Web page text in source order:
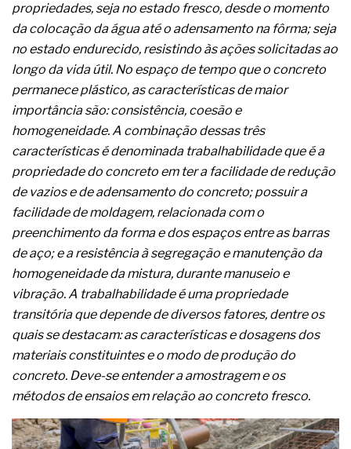
modelo de IA
A IA elevou a régua do comprador B2B e a venda
propriedades, seja no estado fresco, desde o momento
da colocação da água até o adensamento na fôrma; seja
no estado endurecido, resistindo às ações solicitadas ao
longo da vida útil. No espaço de tempo que o concreto
permanece plástico, as características de maior
importância são: consistência, coesão e
homogeneidade. A combinação dessas três
características é denominada trabalhabilidade que é a
propriedade do concreto em ter a facilidade de redução
de vazios e de adensamento do concreto; possuir a
facilidade de moldagem, relacionada com o
preenchimento da forma e dos espaços entre as barras
de aço; e a resistência à segregação e manutenção da
homogeneidade da mistura, durante manuseio e
vibração. A trabalhabilidade é uma propriedade
transitória que depende de diversos fatores, dentre os
quais se destacam: as características e dosagens dos
materiais constituintes e o modo de produção do
concreto. Deve-se entender a amostragem e os
métodos de ensaios em relação ao concreto fresco.